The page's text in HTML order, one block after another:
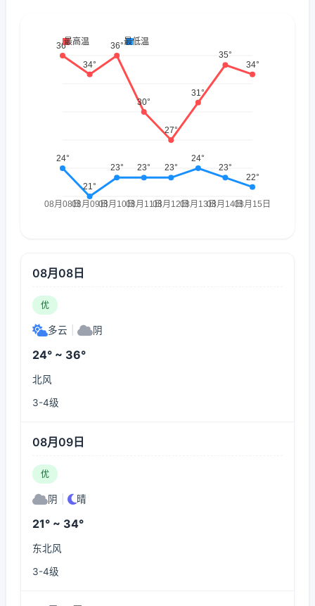
08月08日
优
多云 阴
24° ~ 36°
北风
3-4级
08月09日
优
阴 晴
21° ~ 34°
东北风
3-4级